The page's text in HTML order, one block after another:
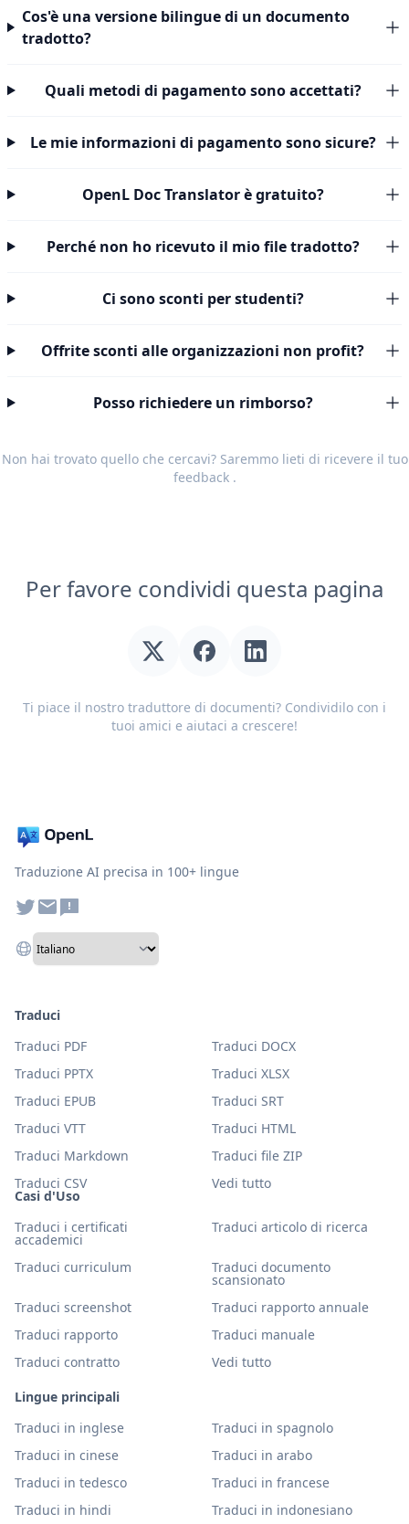
Cos'è una versione bilingue di un documento
tradotto?
Quali metodi di pagamento sono accettati?
Le mie informazioni di pagamento sono sicure?
OpenL Doc Translator è gratuito?
Perché non ho ricevuto il mio file tradotto?
Ci sono sconti per studenti?
Offrite sconti alle organizzazioni non profit?
Posso richiedere un rimborso?
Non hai trovato quello che cercavi? Saremmo lieti di ricevere il tuo
feedback.
Per favore condividi questa pagina
Ti piace il nostro traduttore di documenti? Condividilo con i
tuoi amici e aiutaci a crescere!
Traduzione AI precisa in 100+ lingue
Casi d'Uso
Traduci i certificati
accademici
Traduci articolo di ricerca
Traduci curriculum Traduci documento
scansionato
Traduci screenshot
Traduci rapporto annuale
Traduci rapporto
Traduci manuale
Traduci contratto
Vedi tutto
Lingue principali
Traduci in inglese
Traduci in spagnolo
Traduci in cinese
Traduci in arabo
Traduci in tedesco
Traduci in francese
Traduci in hindi
Traduci in indonesiano
Traduci
Traduci PDF
Traduci DOCX
Traduci PPTX
Traduci XLSX
Traduci EPUB
Traduci SRT
Traduci VTT
Traduci HTML
Traduci Markdown
Traduci file ZIP
Traduci CSV
Vedi tutto